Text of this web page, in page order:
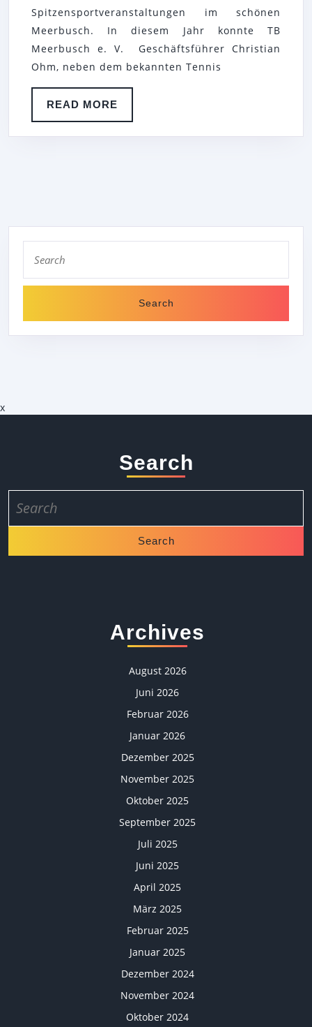
E.
V.
Spitzensportveranstaltungen im schönen
Meerbusch. In diesem Jahr konnte TB
Meerbusch e. V. Geschäftsführer Christian
Ohm, neben dem bekannten Tennis
READ MORE
MORE
for:
x
Search
for:
Archives
August 2026
Juni 2026
Februar 2026
Januar 2026
Dezember 2025
November 2025
Oktober 2025
September 2025
Juli 2025
Juni 2025
April 2025
März 2025
Februar 2025
Januar 2025
Dezember 2024
November 2024
Oktober 2024